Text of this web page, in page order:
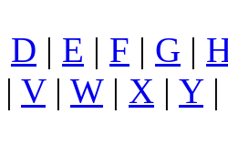
D | E | F | G |
| V| W| X | Y|